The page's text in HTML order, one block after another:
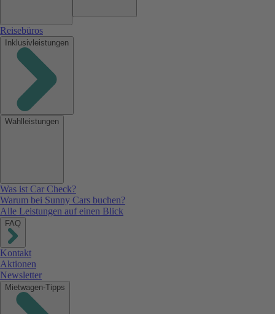
Reisebüros
Inklusivleistungen
Wahlleistungen
Was ist Car Check?
Warum bei Sunny Cars buchen?
Alle Leistungen auf einen Blick
FAQ
Kontakt
Aktionen
Newsletter
Mietwagen-Tipps